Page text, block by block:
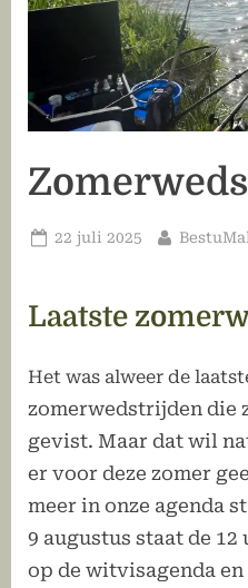
Geplaatst
22 juli 2025 Door
Laatste
Het was alweer de
zomerwedstrijden die
gevist. Maar dat wil
er voor deze zomer
meer in onze agenda
9 augustus staat de 12
op de witvisagenda